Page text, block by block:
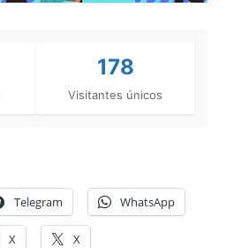
178
Visitantes únicos
Telegram WhatsApp
X X